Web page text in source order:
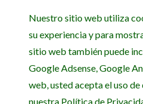
Nuestro sitio web utiliza
su experiencia y para
sitio web también puede
Google Adsense, Google
web, usted acepta el uso
nuestra Política de